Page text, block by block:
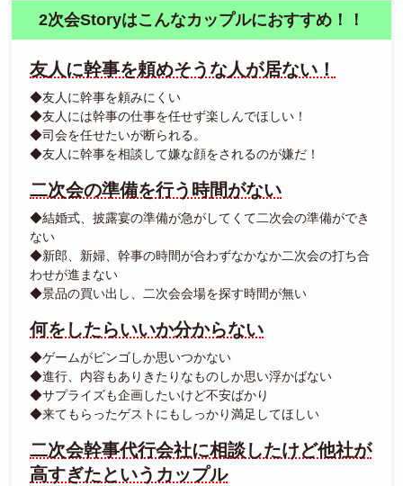
2次会Storyはこんなカップルにおすすめ！！
友人に幹事を頼めそうな人が居ない！
◆友人に幹事を頼みにくい
◆友人には幹事の仕事を任せず楽しんでほしい！
◆司会を任せたいが断られる。
◆友人に幹事を相談して嫌な顔をされるのが嫌だ！
二次会の準備を行う時間がない
◆結婚式、披露宴の準備が急がしてくて二次会の準備ができ
ない
◆新郎、新婦、幹事の時間が合わずなかなか二次会の打ち合
わせが進まない
◆景品の買い出し、二次会会場を探す時間が無い
何をしたらいいか分からない
◆ゲームがビンゴしか思いつかない
◆進行、内容もありきたりなものしか思い浮かばない
◆サプライズも企画したいけど不安ばかり
◆来てもらったゲストにもしっかり満足してほしい
二次会幹事代行会社に相談したけど他社が
高すぎたというカップル